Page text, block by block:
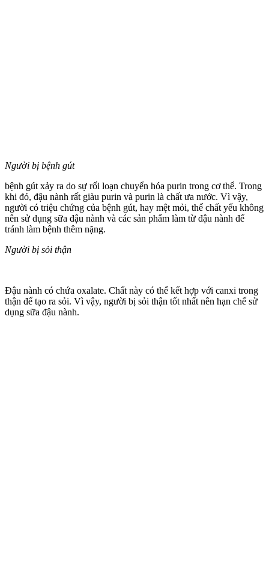
Người bị bệnh gút
bệnh gút xảy ra do sự rối loạn chuyển hóa purin trong c‌ơ th‌ể. Trong
khi đó, đậu nành rất giàu purin và purin là chất ưa nước. Vì vậy,
người có triệu chứng của bệnh gút, hay mệt mỏi, thể chất yếu không
nên sử dụng sữa đậu nành và các sản phẩm làm từ đậu nành để
tránh làm bệnh thêm nặng.
Người bị sỏi thận
Đậu nành có chứa oxalate. Chất này có thể kết hợp với canxi trong
thận để tạo ra sỏi. Vì vậy, người bị sỏi thận tốt nhất nên hạn chế sử
dụng sữa đậu nành.